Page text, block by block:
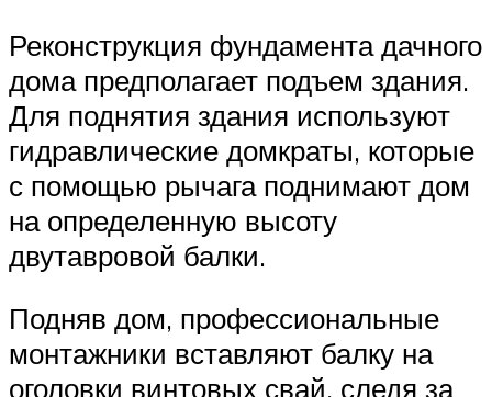
Реконструкция фундамента дачного
дома предполагает подъем здания.
Для поднятия здания используют
гидравлические домкраты, которые
с помощью рычага поднимают дом
на определенную высоту
двутавровой балки.
Подняв дом, профессиональные
монтажники вставляют балку на
оголовки винтовых свай, следя за